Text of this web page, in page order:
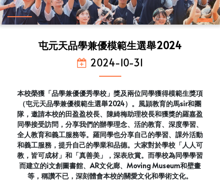
屯元天品學兼優模範生選舉2024
2024-10-31
本校榮獲「品學兼優優秀學校」獎及兩位同學獲得模範生獎項
（屯元天品學兼優模範生選舉2024）。風頴教育的馬sir和團
隊，邀請本校的田盈盈校長、陳綺梅助理校長和獲獎的羅嘉盈
同學接受訪問，分享我們的辦學理念、活的教育、深度學習、
全人教育和義工服務等。羅同學也分享自己的學習、課外活動
和義工服務，提升自己的學業和品德。大家對於學校「人人可
教，皆可成材」和「真善美」，深表欣賞。而學校為同學學習
而建立的i文創圖書館、AR文化廊、Moving Museum和壁畫
等，稱讚不已，深刻體會本校的關愛文化和學術文化。